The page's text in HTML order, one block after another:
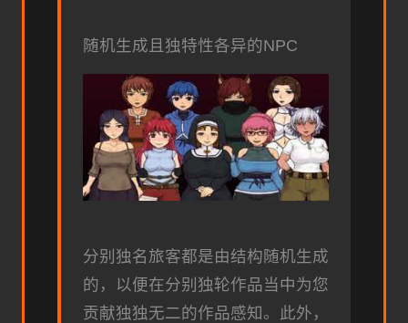
随机生成且独特性各异的NPC
分别独名旅客都是由结构随机生成
的，以便在分别独轮作品当中为您
贡献独独无二的作品感知。此外，